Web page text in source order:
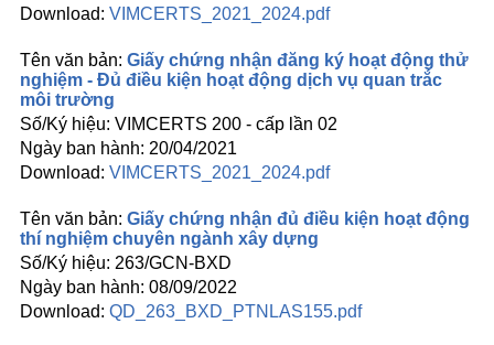
VIMCERTS_2021_2024.pdf
Giấy chứng nhận đăng ký hoạt động thử
nghiệm - Đủ điều kiện hoạt động dịch vụ quan trắc
môi trường
VIMCERTS 200 - cấp lần 02
20/04/2021
VIMCERTS_2021_2024.pdf
Giấy chứng nhận đủ điều kiện hoạt động
thí nghiệm chuyên ngành xây dựng
263/GCN-BXD
08/09/2022
QD_263_BXD_PTNLAS155.pdf